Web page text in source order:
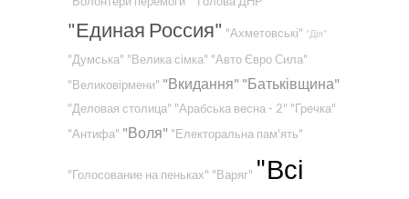
"Единая Россия" "Ахметовські" "Дія"
"Думська" "Велика сімка" "Авто Євро Сила"
"Великовірмени" "Вкидання" "Батьківщина"
"Деловая столица" "Арабська весна - 2" "Гречка"
"Антифа" "Воля" "Електоральна пам'ять"
"Голосование на пеньках" "Варяг" "Всі